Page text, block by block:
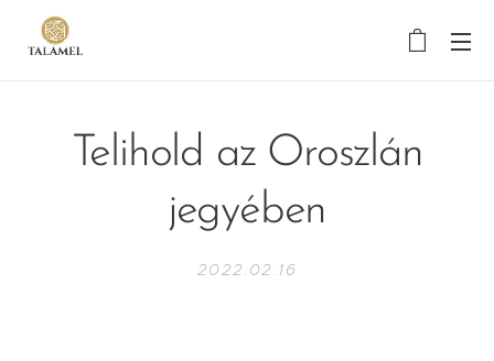
Telihold az Oroszlán
jegyében
2022.02.16